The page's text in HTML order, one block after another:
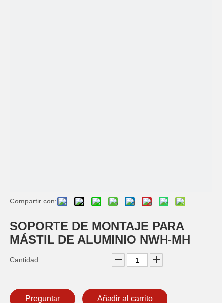
Compartir con:
SOPORTE DE MONTAJE PARA
MÁSTIL DE ALUMINIO NWH-MH
Cantidad:
Preguntar Añadir al carrito